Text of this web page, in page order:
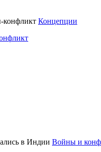
Концепции
Войны и